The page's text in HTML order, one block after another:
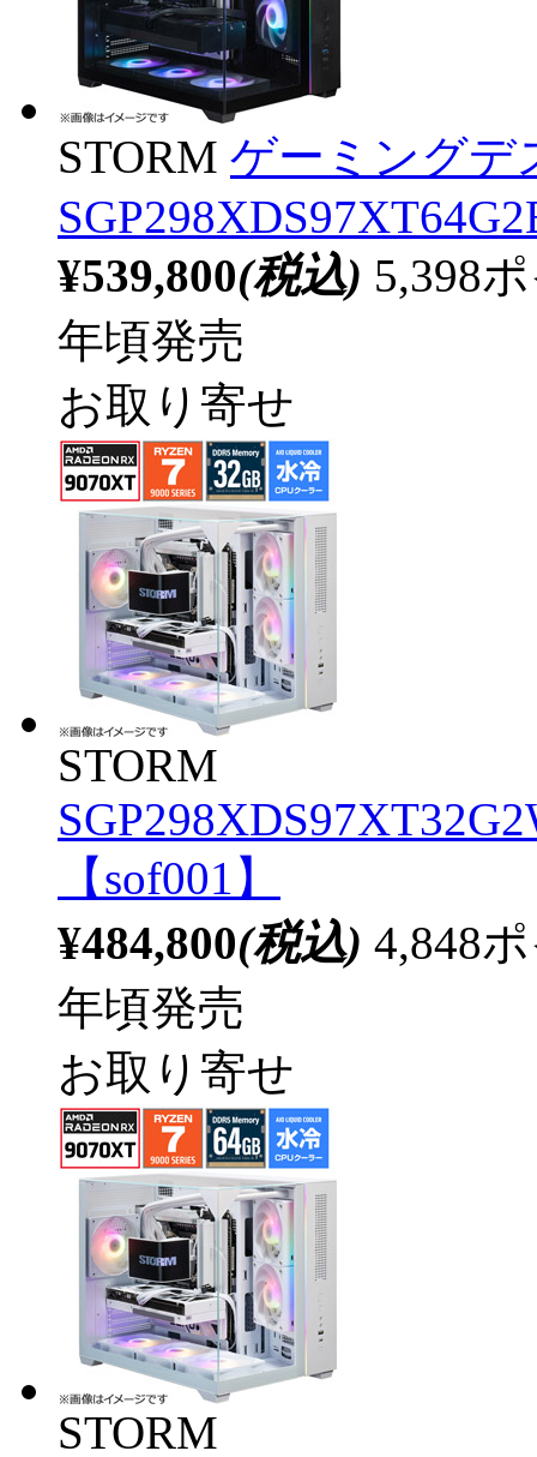
STORM ゲーミングデ
¥539,800(税込) 5,398
年頃発売
お取り寄せ
STORM
【sof001】
¥484,800(税込) 4,848
年頃発売
お取り寄せ
STORM